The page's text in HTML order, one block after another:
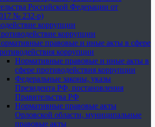
Российской Федерации от
№ 232-р)
коррупции
коррупции
правовые и иные акты в сфере
коррупции
Нормативные правовые и иные акты в
сфере противодействия коррупции
Федеральные законы, указы
Президента РФ, постановления
Правительства РФ
Нормативные правовые акты
Орловской области, муниципальные
правовые акты